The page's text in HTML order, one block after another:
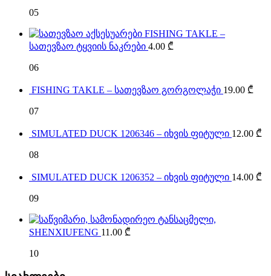
05
FISHING TAKLE –
სათევზაო ტყვიის ნაკრები 4.00 ₾
06
FISHING TAKLE – სათევზაო გორგოლაჭი 19.00 ₾
07
SIMULATED DUCK 1206346 – იხვის ფიტული 12.00 ₾
08
SIMULATED DUCK 1206352 – იხვის ფიტული 14.00 ₾
09
SHENXIUFENG 11.00 ₾
10